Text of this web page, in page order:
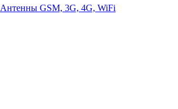
Антенны GSM, 3G, 4G, WiFi